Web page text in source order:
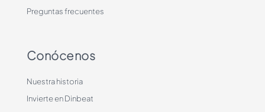
Preguntas frecuentes
Conócenos
Nuestra historia
Invierte en Dinbeat